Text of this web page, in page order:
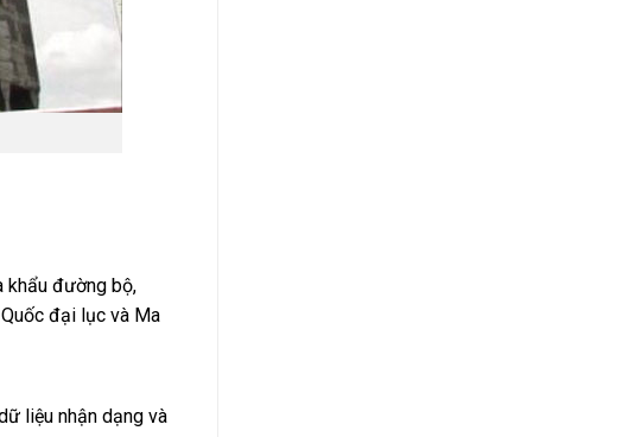
khẩu đường bộ,
đại lục và Ma
liệu nhận dạng và